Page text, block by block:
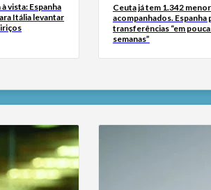
vista: Espanha
Itália levantar
Ceuta já tem 1.342
acompanhados. Espanha
transferências “em
semanas”